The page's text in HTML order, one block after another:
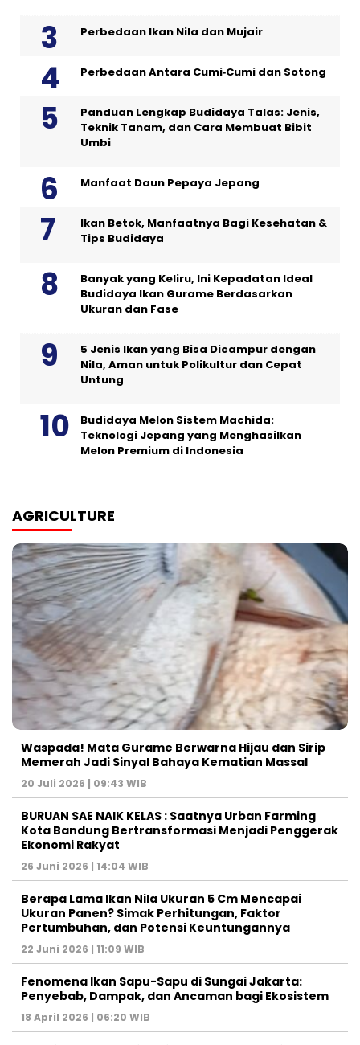
Perbedaan Ikan Nila dan Mujair
Perbedaan Antara Cumi‑Cumi dan Sotong
Panduan Lengkap Budidaya Talas: Jenis,
Teknik Tanam, dan Cara Membuat Bibit
Umbi
Manfaat Daun Pepaya Jepang
Ikan Betok, Manfaatnya Bagi Kesehatan &
Tips Budidaya
Banyak yang Keliru, Ini Kepadatan Ideal
Budidaya Ikan Gurame Berdasarkan
Ukuran dan Fase
5 Jenis Ikan yang Bisa Dicampur dengan
Nila, Aman untuk Polikultur dan Cepat
Untung
Budidaya Melon Sistem Machida:
Teknologi Jepang yang Menghasilkan
Melon Premium di Indonesia
AGRICULTURE
Waspada! Mata Gurame Berwarna Hijau dan Sirip
Memerah Jadi Sinyal Bahaya Kematian Massal
20 Juli 2026 | 09:43 WIB
BURUAN SAE NAIK KELAS : Saatnya Urban Farming
Kota Bandung Bertransformasi Menjadi Penggerak
Ekonomi Rakyat
26 Juni 2026 | 14:04 WIB
Berapa Lama Ikan Nila Ukuran 5 Cm Mencapai
Ukuran Panen? Simak Perhitungan, Faktor
Pertumbuhan, dan Potensi Keuntungannya
22 Juni 2026 | 11:09 WIB
Fenomena Ikan Sapu-Sapu di Sungai Jakarta:
Penyebab, Dampak, dan Ancaman bagi Ekosistem
18 April 2026 | 06:20 WIB